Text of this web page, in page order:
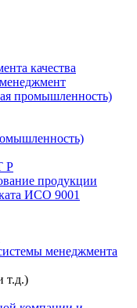
качества
промышленность)
Р
продукции
ИСО 9001
менеджмента
т.д.)